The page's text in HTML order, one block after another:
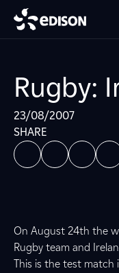
Rugby:
23/08/2007
SHARE
On August 24th the
Rugby team and
This is the test